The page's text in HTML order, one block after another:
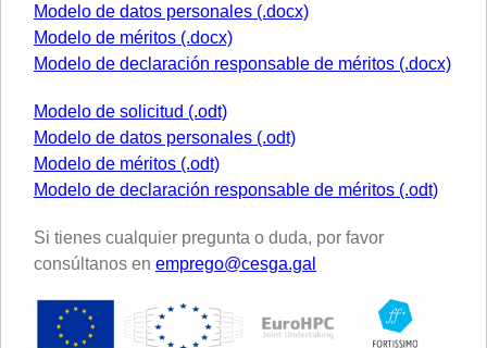
Modelo de datos personales (.docx)
Modelo de méritos (.docx)
Modelo de declaración responsable de méritos (.docx)
Modelo de solicitud (.odt)
Modelo de datos personales (.odt)
Modelo de méritos (.odt)
Modelo de declaración responsable de méritos (.odt)
Si tienes cualquier pregunta o duda, por favor
consúltanos en emprego@cesga.gal